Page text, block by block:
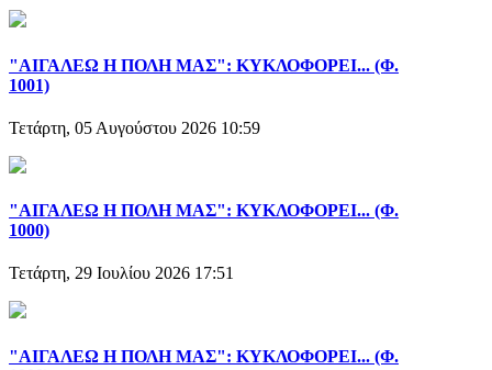
"ΑΙΓΑΛΕΩ Η ΠΟΛΗ ΜΑΣ": ΚΥΚΛΟΦΟΡΕΙ... (Φ.
1001)
Τετάρτη, 05 Αυγούστου 2026 10:59
"ΑΙΓΑΛΕΩ Η ΠΟΛΗ ΜΑΣ": ΚΥΚΛΟΦΟΡΕΙ... (Φ.
1000)
Τετάρτη, 29 Ιουλίου 2026 17:51
"ΑΙΓΑΛΕΩ Η ΠΟΛΗ ΜΑΣ": ΚΥΚΛΟΦΟΡΕΙ... (Φ.